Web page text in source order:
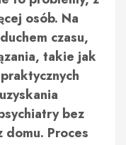
osób. Na
czasu,
takie jak
bez
domu. Proces